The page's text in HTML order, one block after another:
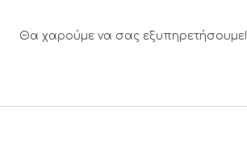
Θα χαρούμε να σας εξυπηρετήσουμε!